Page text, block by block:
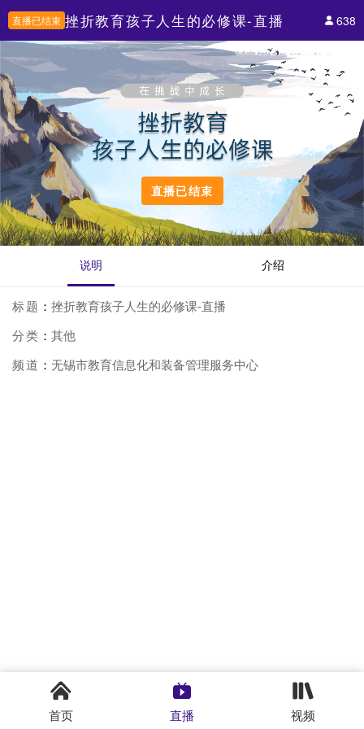
直播已结束 挫折教育孩子人生的必修课-直播 638
直播已结束
说明 介绍
标题 ： 挫折教育孩子人生的必修课-直播
分类 ： 其他
频道 ： 无锡市教育信息化和装备管理服务中心
首页 直播 视频